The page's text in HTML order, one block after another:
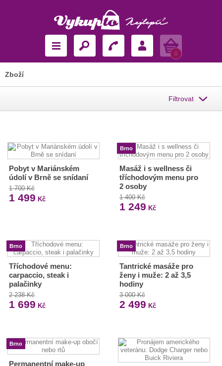
Košík
0
Zboží
Filtrovat
Pobyt v Mariánském
údolí v Brně se snídaní
1 700 Kč
1 499 Kč
Brno
Masáž i s wellness či
tříchodovým menu pro
2 osoby
1 400 Kč
1 249 Kč
Brno
Tříchodové menu:
carpaccio, steak i
palačinky
2 238 Kč
1 699 Kč
Brno
Tantrické masáže pro
ženy i muže: 2 až 3,5
hodiny
3 000 Kč
2 499 Kč
Brno
Permanentní make-up